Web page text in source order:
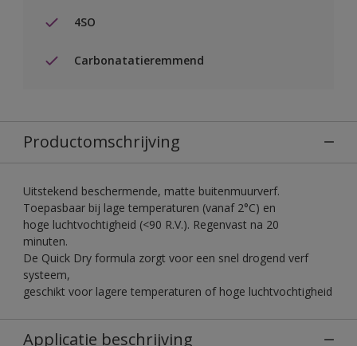
4SO
Carbonatatieremmend
Productomschrijving
Uitstekend beschermende, matte buitenmuurverf.
Toepasbaar bij lage temperaturen (vanaf 2°C) en
hoge luchtvochtigheid (<90 R.V.). Regenvast na 20
minuten.
De Quick Dry formula zorgt voor een snel drogend verf
systeem,
geschikt voor lagere temperaturen of hoge luchtvochtigheid
Applicatie beschrijving